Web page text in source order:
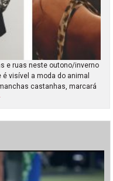
e ruas neste outono/inverno
visível a moda do animal
castanhas, marcará